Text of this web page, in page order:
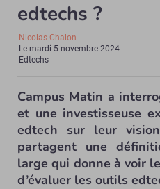
edtechs ?
Nicolas Chalon
Lemardi 5 novembre 2024
Edtechs
Campus Matin a
et une investisseuse
edtech sur leur
partagent une
large qui donne à voir
d’évaluer les outils